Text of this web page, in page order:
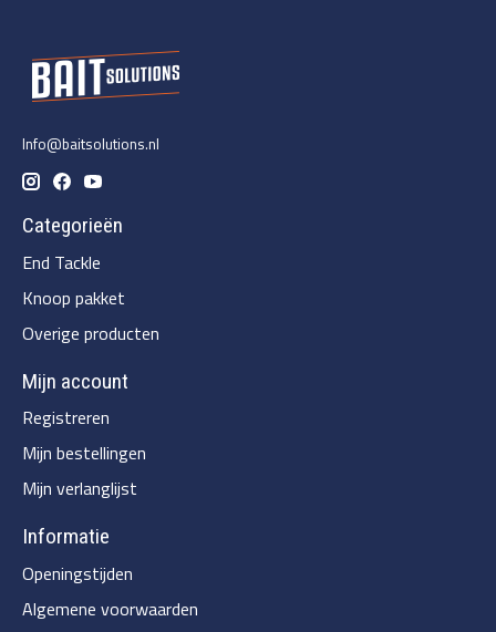
Info@baitsolutions.nl
Categorieën
End Tackle
Knoop pakket
Overige producten
Mijn account
Registreren
Mijn bestellingen
Mijn verlanglijst
Informatie
Openingstijden
Algemene voorwaarden